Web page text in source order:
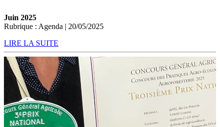
Juin 2025
Rubrique : Agenda | 20/05/2025
LIRE LA SUITE